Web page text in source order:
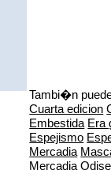
Tambi�n
Cuarta edicion
Embestida Era
Espejismo
Mercadia
Mercadia